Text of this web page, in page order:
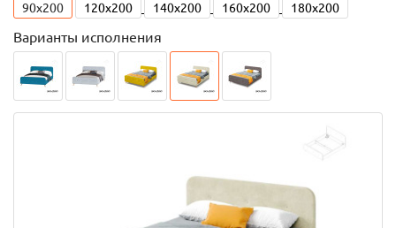
90x200 120x200 140x200 160x200 180x200
Варианты исполнения